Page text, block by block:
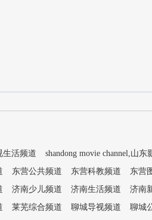
生活频道 shandong movie channel,山东
东营公共频道 东营科教频道 东营
济南少儿频道 济南生活频道 济南
莱芜综合频道 聊城导视频道 聊城